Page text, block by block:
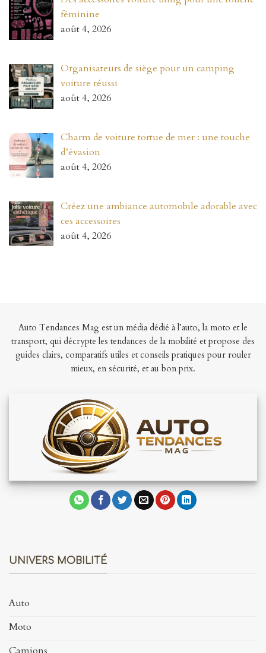
féminine
août 4, 2026
Organisateurs de siège pour un camping
voiture réussi
août 4, 2026
Charm de voiture tortue de mer : une touche
d’évasion
août 4, 2026
Créez une ambiance automobile adorable avec
ces accessoires
août 4, 2026
Auto Tendances Mag est un média dédié à l’auto, la moto et le
transport, qui décrypte les tendances de la mobilité et propose des
guides clairs, comparatifs utiles et conseils pratiques pour rouler
mieux, en sécurité, et au bon prix.
UNIVERS MOBILITÉ
Auto
Moto